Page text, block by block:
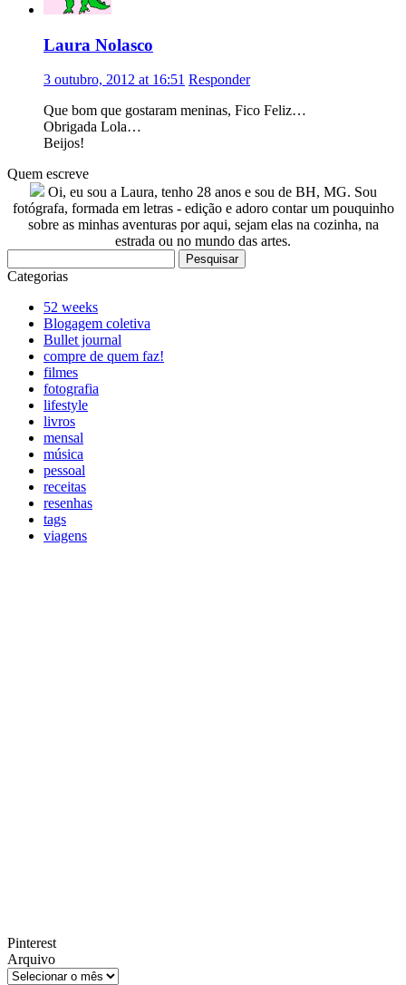
Laura Nolasco
3 outubro, 2012 at 16:51 Responder
Que bom que gostaram meninas, Fico Feliz…
Obrigada Lola…
Beijos!
Quem escreve
Oi, eu sou a Laura, tenho 28 anos e sou de BH, MG. Sou
fotógrafa, formada em letras - edição e adoro contar um pouquinho
sobre as minhas aventuras por aqui, sejam elas na cozinha, na
estrada ou no mundo das artes.
por:
Categorias
52 weeks
Blogagem coletiva
Bullet journal
compre de quem faz!
filmes
fotografia
lifestyle
livros
mensal
música
pessoal
receitas
resenhas
tags
viagens
Pinterest
Arquivo
Arquivo